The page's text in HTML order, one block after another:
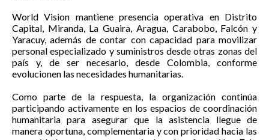
World Vision mantiene presencia operativa en Distrito
Capital, Miranda, La Guaira, Aragua, Carabobo, Falcón y
Yaracuy, además de contar con capacidad para movilizar
personal especializado y suministros desde otras zonas del
país y, de ser necesario, desde Colombia, conforme
evolucionen las necesidades humanitarias.
Como parte de la respuesta, la organización continúa
participando activamente en los espacios de coordinación
humanitaria para asegurar que la asistencia llegue de
manera oportuna, complementaria y con prioridad hacia las